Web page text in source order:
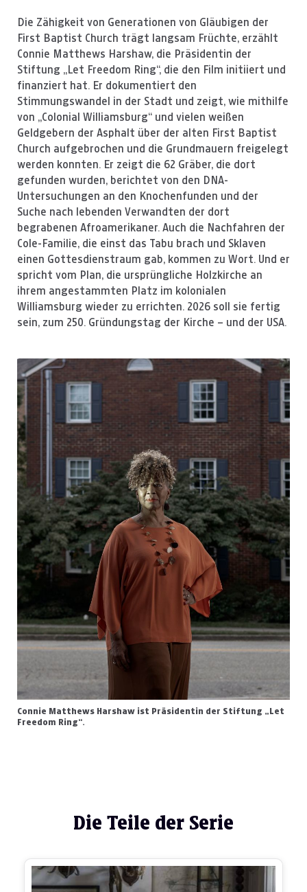
Die Zähigkeit von Generationen von Gläubigen der
First Baptist Church trägt langsam Früchte, erzählt
Connie Matthews Harshaw, die Präsidentin der
Stiftung „Let Freedom Ring“, die den Film initiiert und
finanziert hat. Er dokumentiert den
Stimmungswandel in der Stadt und zeigt, wie mithilfe
von „Colonial Williamsburg“ und vielen weißen
Geldgebern der Asphalt über der alten First Baptist
Church aufgebrochen und die Grundmauern freigelegt
werden konnten. Er zeigt die 62 Gräber, die dort
gefunden wurden, berichtet von den DNA-
Untersuchungen an den Knochenfunden und der
Suche nach lebenden Verwandten der dort
begrabenen Afroamerikaner. Auch die Nachfahren der
Cole-Familie, die einst das Tabu brach und Sklaven
einen Gottesdienstraum gab, kommen zu Wort. Und er
spricht vom Plan, die ursprüngliche Holzkirche an
ihrem angestammten Platz im kolonialen
Williamsburg wieder zu errichten. 2026 soll sie fertig
sein, zum 250. Gründungstag der Kirche – und der USA.
Connie Matthews Harshaw ist Präsidentin der Stiftung „Let
Freedom Ring“.
Die Teile der Serie